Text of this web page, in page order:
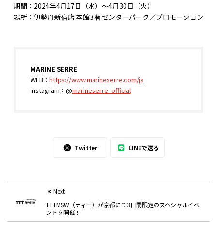
期間：2024年4月17日（水）〜4月30日（火）
場所：伊勢丹新宿店 本館3階 センターパーク／プロモーション
MARINE SERRE
WEB： https://www.marineserre.com/ja
Instagram：@marineserre_official
Twitter LINEで送る
Next
TTTMSW（ティー）が京都にて3日間限定のスペシャルイベ
ントを開催！